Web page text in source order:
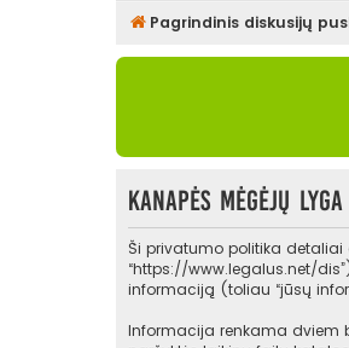
Pagrindinis diskusijų
Kanapės mėgėjų
Ši privatumo politika detaliai
“https://www.legalus.net/
informaciją (toliau “jūsų
Informacija renkama dviem